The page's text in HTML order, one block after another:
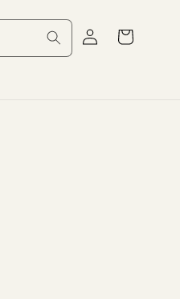
in
Varukorg